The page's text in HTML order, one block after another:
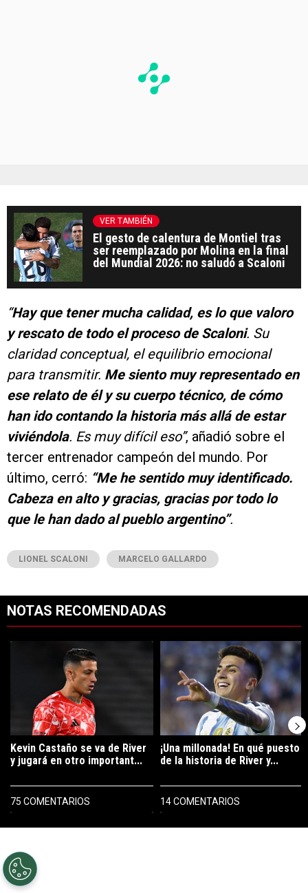
VER TAMBIÉN
El gesto de calentura de Montiel tras
ser reemplazado por Molina en la final
del Mundial 2026: no saludó a Scaloni
“Hay que tener mucha calidad, es lo que valoro
y rescato de todo el proceso de Scaloni. Su
claridad conceptual, el equilibrio emocional
para transmitir. Me siento muy representado en
ese relato de él y su cuerpo técnico, de cómo
han ido contando la historia más allá de estar
viviéndola. Es muy difícil eso”, añadió sobre el
tercer entrenador campeón del mundo. Por
último, cerró: “Me he sentido muy identificado.
Cabeza en alto y gracias, gracias por todo lo
que le han dado al pueblo argentino”.
LIONEL SCALONI MARCELO GALLARDO
NOTAS RECOMENDADAS
PUBLICIDAD
Un artículo de tendencia con el título "Kevin Castaño se va de
Kevin Castaño se va de River
y jugará en otro important...
75 COMENTARIOS
Un artículo de tendencia con el
¡Una millonada! En qué puesto
de la historia de River y...
14 COMENTARIOS